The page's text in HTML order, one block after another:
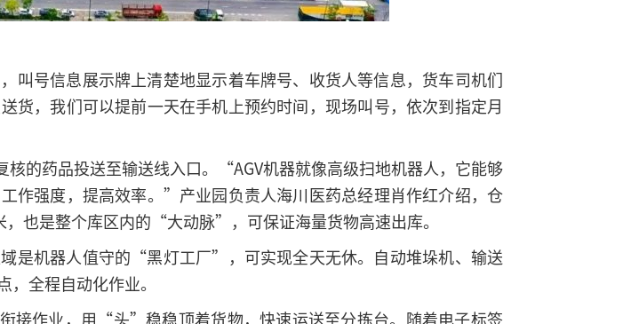
叫号信息展示牌上清楚地显示着车牌号、收货人等信息，货车司机们
，我们可以提前一天在手机上预约时间，现场叫号，依次到指定月
的药品投送至输送线入口。“AGV机器就像高级扫地机器人，它能够
作强度，提高效率。”产业园负责人海川医药总经理肖作红介绍，仓
也是整个库区内的“大动脉”，可保证海量货物高速出库。
是机器人值守的“黑灯工厂”，可实现全天无休。自动堆垛机、输送
全程自动化作业。
接作业，用“头”稳稳顶着货物，快速运送至分拣台。随着电子标签